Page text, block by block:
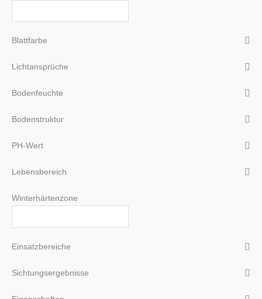
Blattfarbe
Lichtansprüche
Bodenfeuchte
Bodenstruktur
PH-Wert
Lebensbereich
Winterhärtenzone
Einsatzbereiche
Sichtungsergebnisse